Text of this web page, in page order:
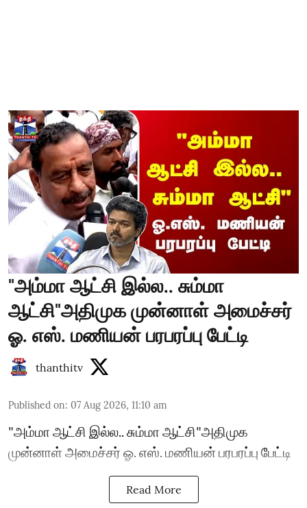
"அம்மா ஆட்சி இல்ல.. சும்மா
ஆட்சி"அதிமுக முன்னாள் அமைச்சர்
ஓ. எஸ். மணியன் பரபரப்பு பேட்டி
thanthitv
Published on: 07 Aug 2026, 11:10 am
"அம்மா ஆட்சி இல்ல.. சும்மா ஆட்சி"அதிமுக
முன்னாள் அமைச்சர் ஓ. எஸ். மணியன் பரபரப்பு பேட்டி
Read More